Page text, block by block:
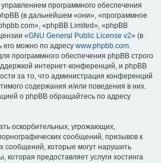
программного обеспечения
(в дальнейшем «они», «программное
«phpBB Limited», «phpBB
«GNU General Public License v2» (в
его можно по адресу www.phpbb.com
программного обеспечения phpBB строго
интернет-конференций, и phpBB
за то, что администрация конференций
содержания и/или поведения в них.
о phpBB обращайтесь по адресу
оскорбительных, угрожающих,
сообщений, призывов к
сообщений, которые могут нарушить
предоставляет услуги хостинга